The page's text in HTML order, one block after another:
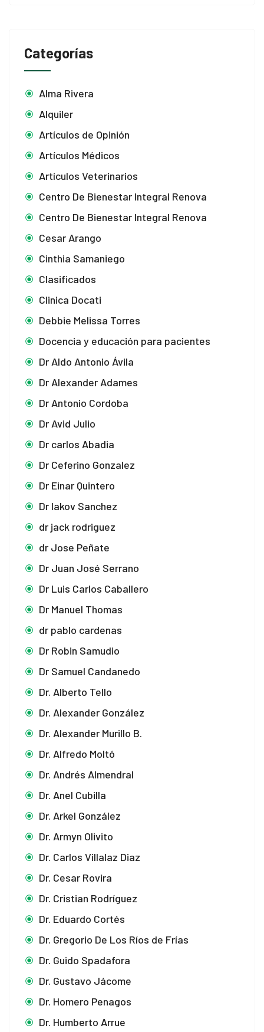
Categorías
Alma Rivera
Alquiler
Artículos de Opinión
Artículos Médicos
Artículos Veterinarios
Centro De Bienestar Integral Renova
Centro De Bienestar Integral Renova
Cesar Arango
Cinthia Samaniego
Clasificados
Clinica Docati
Debbie Melissa Torres
Docencia y educación para pacientes
Dr Aldo Antonio Ávila
Dr Alexander Adames
Dr Antonio Cordoba
Dr Avid Julio
Dr carlos Abadia
Dr Ceferino Gonzalez
Dr Einar Quintero
Dr Iakov Sanchez
dr jack rodriguez
dr Jose Peñate
Dr Juan José Serrano
Dr Luis Carlos Caballero
Dr Manuel Thomas
dr pablo cardenas
Dr Robin Samudio
Dr Samuel Candanedo
Dr. Alberto Tello
Dr. Alexander González
Dr. Alexander Murillo B.
Dr. Alfredo Moltó
Dr. Andrés Almendral
Dr. Anel Cubilla
Dr. Arkel González
Dr. Armyn Olivito
Dr. Carlos Villalaz Diaz
Dr. Cesar Rovira
Dr. Cristian Rodríguez
Dr. Eduardo Cortés
Dr. Gregorio De Los Ríos de Frías
Dr. Guido Spadafora
Dr. Gustavo Jácome
Dr. Homero Penagos
Dr. Humberto Arrue